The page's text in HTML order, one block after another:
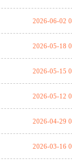
2026-06-02
2026-05-18
2026-05-15
2026-05-12
2026-04-29
2026-03-16